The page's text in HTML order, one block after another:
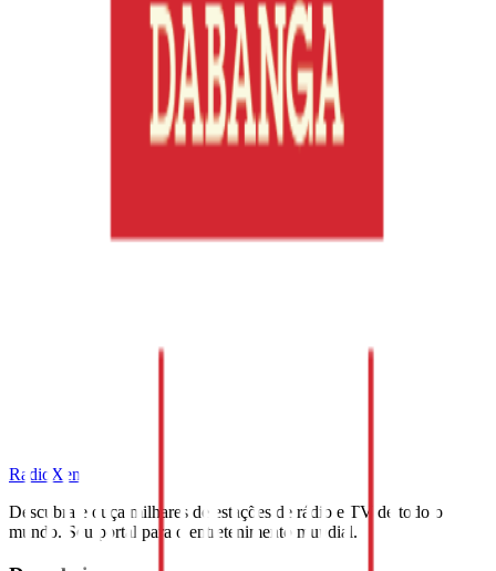
RadioXen
Descubra e ouça milhares de estações de rádio e TV de todo o
mundo. Seu portal para o entretenimento mundial.